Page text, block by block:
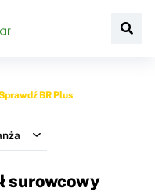
BR Plus
surowcowy